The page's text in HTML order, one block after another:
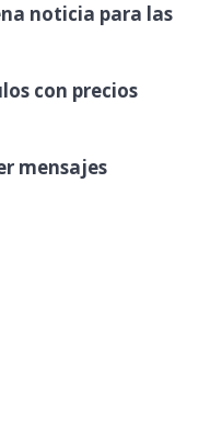
noticia para las
con precios
mensajes